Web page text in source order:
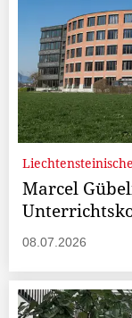
Marcel
08.07.2026